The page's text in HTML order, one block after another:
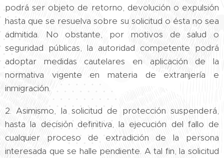
podrá ser objeto de retorno, devolución o expulsión
hasta que se resuelva sobre su solicitud o ésta no sea
admitida. No obstante, por motivos de salud o
seguridad públicas, la autoridad competente podrá
adoptar medidas cautelares en aplicación de la
normativa vigente en materia de extranjería e
inmigración.
2. Asimismo, la solicitud de protección suspenderá,
hasta la decisión definitiva, la ejecución del fallo de
cualquier proceso de extradición de la persona
interesada que se halle pendiente. A tal fin, la solicitud